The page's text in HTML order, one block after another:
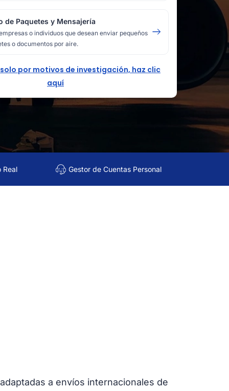
de Paquetes y Mensajería
o individuos que desean enviar pequeños
o documentos por aire.
por motivos de investigación, haz clic
aquí
Real Gestor de Cuentas Personal
a envíos internacionales de